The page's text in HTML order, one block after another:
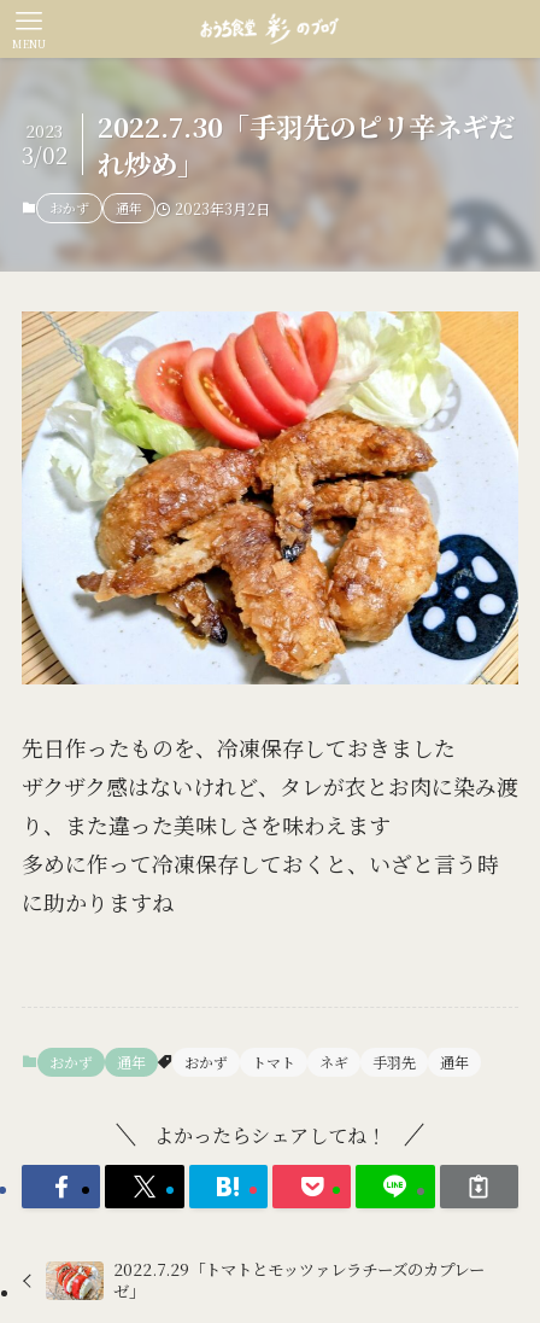
MENU
2022.7.30「手羽先のピリ辛ネギだ
れ炒め」
2023
3/02
おかず 通年 2023年3月2日
先日作ったものを、冷凍保存しておきました
ザクザク感はないけれど、タレが衣とお肉に染み渡
り、また違った美味しさを味わえます
多めに作って冷凍保存しておくと、いざと言う時
に助かりますね
おかず 通年 おかず トマト ネギ 手羽先 通年
よかったらシェアしてね！
2022.7.29「トマトとモッツァレラチーズのカプレー
ゼ」